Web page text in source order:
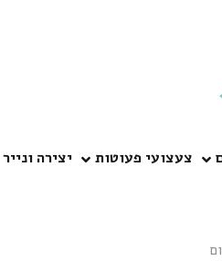
צעצועי פעוטות יצירה ונייר